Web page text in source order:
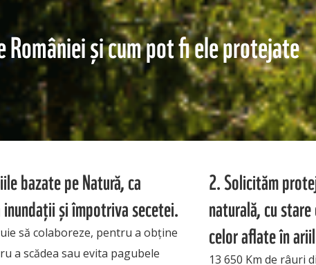
României și cum pot fi ele protejate
bazate pe Natură, ca
și împotriva secetei.
să colaboreze, pentru a obține
a scădea sau evita pagubele
2. Solicităm
naturală, cu
celor aflate în
13 650 Km de râuri